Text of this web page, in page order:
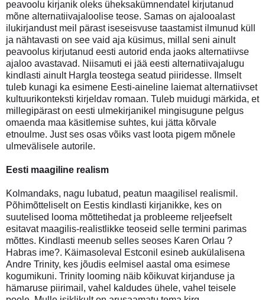
peavoolu kirjanik oleks üheksakümnendatel kirjutanud
mõne alternatiivajaloolise teose. Samas on ajalooalast
ilukirjandust meil pärast iseseisvuse taastamist ilmunud küll
ja nähtavasti on see vaid aja küsimus, millal seni ainult
peavoolus kirjutanud eesti autorid enda jaoks alternatiivse
ajaloo avastavad. Niisamuti ei jää eesti alternatiivajalugu
kindlasti ainult Hargla teostega seatud piiridesse. Ilmselt
tuleb kunagi ka esimene Eesti-aineline laiemat alternatiivset
kultuurikonteksti kirjeldav romaan. Tuleb muidugi märkida, et
millegipärast on eesti ulmekirjanikel mingisugune pelgus
omaenda maa käsitlemise suhtes, kui jätta kõrvale
etnoulme. Just ses osas võiks vast loota pigem mõnele
ulmevälisele autorile.
Eesti maagiline realism
Kolmandaks, nagu lubatud, peatun maagilisel realismil.
Põhimõtteliselt on Eestis kindlasti kirjanikke, kes on
suutelised looma mõttetihedat ja probleeme reljeefselt
esitavat maagilis-realistlikke teoseid selle termini parimas
mõttes. Kindlasti meenub selles seoses Karen Orlau ?
Habras ime?. Käimasoleval Estconil esineb aukülalisena
Andre Trinity, kes jõudis eelmisel aastal oma esimese
kogumikuni. Trinity looming näib kõikuvat kirjanduse ja
hämaruse piirimail, vahel kaldudes ühele, vahel teisele